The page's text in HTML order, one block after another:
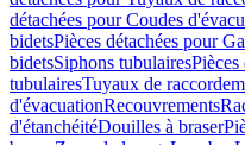
détachées pour Coudes
bidetsPièces détachées pour
bidetsSiphons tubulairesPièces
tubulairesTuyaux de
d'évacuationRecouvrements
d'étanchéitéDouilles à braser